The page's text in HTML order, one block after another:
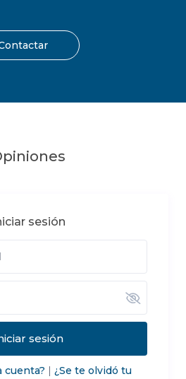
sesión
sesión
cuenta? | ¿Se te olvidó tu